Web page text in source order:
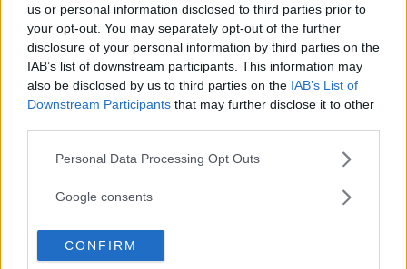
us or personal information disclosed to third parties prior to
your opt-out. You may separately opt-out of the further
disclosure of your personal information by third parties on the
IAB’s list of downstream participants. This information may
also be disclosed by us to third parties on the IAB’s List of
Downstream Participants that may further disclose it to other
Please note that this website/app uses one or more Google
not limited to your visit or usage behaviour. You may click to
use your data for below specified purposes in below Google
consent section.
Personal Data Processing Opt Outs
Google consents
CONFIRM
Kry94
Junior Advisor
«Bellissimo»
25.07.25
8.0
Bellissimo, lo adoro, da la possibilità di creare un braccialetto,